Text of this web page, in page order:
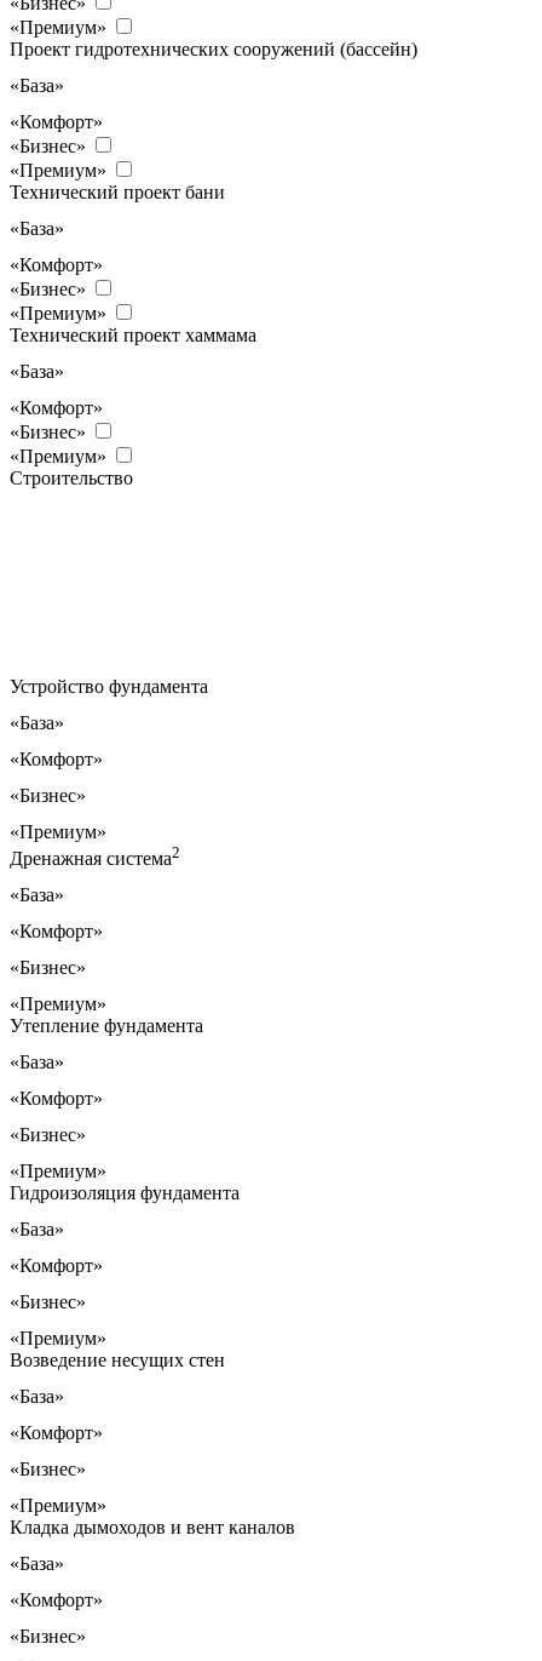
«Премиум»
Проект гидротехнических сооружений (бассейн)
«База»
«Комфорт»
«Бизнес»
«Премиум»
Технический проект бани
«База»
«Комфорт»
«Бизнес»
«Премиум»
Технический проект хаммама
«База»
«Комфорт»
«Бизнес»
«Премиум»
Строительство
Устройство фундамента
«База»
«Комфорт»
«Бизнес»
«Премиум»
Дренажная система2
«База»
«Комфорт»
«Бизнес»
«Премиум»
Утепление фундамента
«База»
«Комфорт»
«Бизнес»
«Премиум»
Гидроизоляция фундамента
«База»
«Комфорт»
«Бизнес»
«Премиум»
Возведение несущих стен
«База»
«Комфорт»
«Бизнес»
«Премиум»
Кладка дымоходов и вент каналов
«База»
«Комфорт»
«Бизнес»